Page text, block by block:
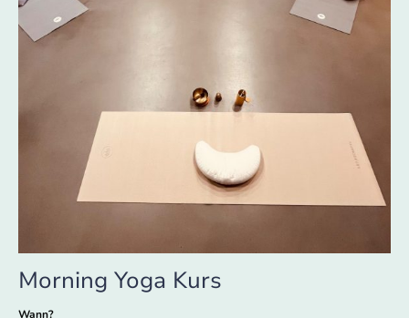
Morning Yoga Kurs
Wann?